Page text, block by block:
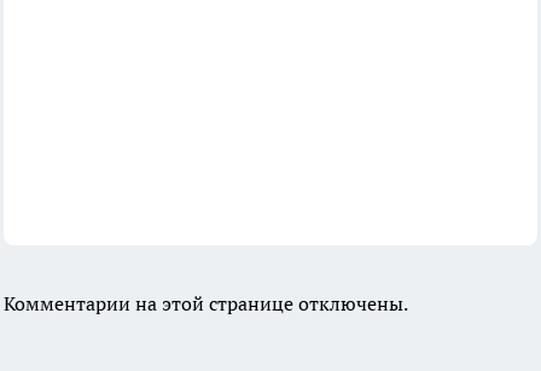
Комментарии на этой странице отключены.